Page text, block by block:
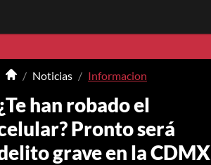
Noticias Informacion
han robado el
Pronto será
grave en la CDMX